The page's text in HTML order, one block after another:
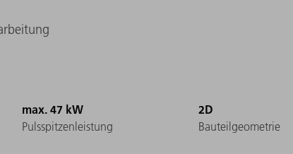
max. 47 kW
Pulsspitzenleistung
2D
Bauteilgeometrie